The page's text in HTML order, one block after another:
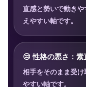
直感と勢いで動き
えやすい軸です。
😒 性格の悪さ：素
相手をそのまま受
やすい軸です。